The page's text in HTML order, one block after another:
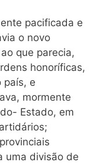
pacificada e
o novo
que parecia,
honoríficas,
país, e
mormente
Estado, em
uma divisão de